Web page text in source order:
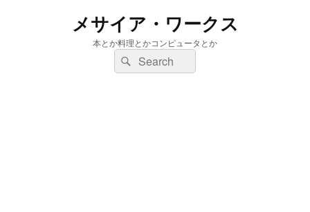
メサイア・ワークス
本とか料理とかコンピュータとか
検
索:
検
索